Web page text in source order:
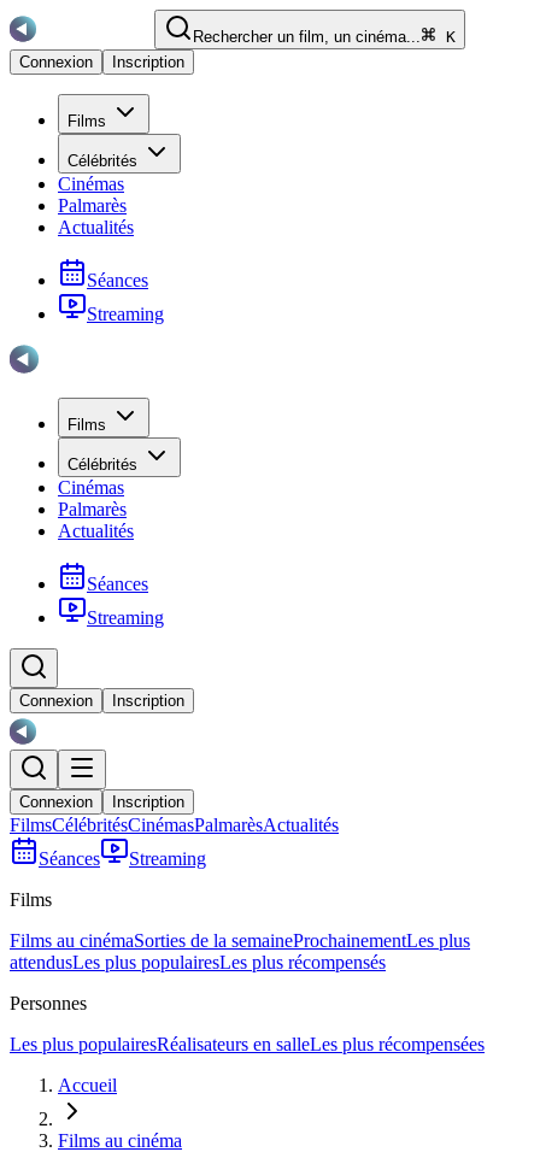
Rechercher un film, un cinéma...
K
Connexion
Inscription
Films
Célébrités
Cinémas
Palmarès
Actualités
Séances
Streaming
Films
Célébrités
Cinémas
Palmarès
Actualités
Séances
Streaming
Connexion Inscription
Connexion Inscription
FilmsCélébritésCinémasPalmarèsActualités
Séances
Streaming
Films
Films au cinémaSorties de la semaineProchainementLes plus
attendusLes plus populairesLes plus récompensés
Personnes
Les plus populairesRéalisateurs en salleLes plus récompensées
Accueil
Films au cinéma